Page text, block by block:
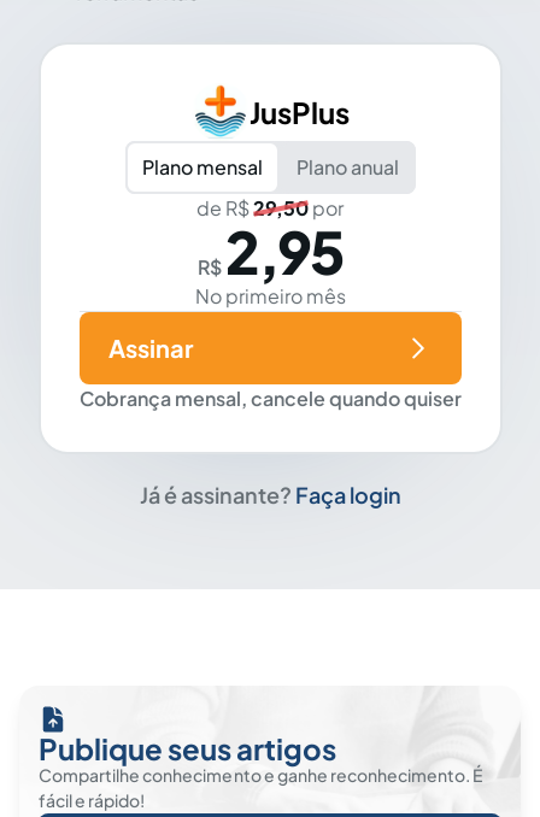
JusPlus
Plano mensal
Plano anual
de R$29,50por
R$ 2,95
No primeiro mês
Cobrança mensal, cancele quando quiser
Assinar
Já é assinante? Faça login
Publique seus artigos
Compartilhe conhecimento e ganhe reconhecimento. É
fácil e rápido!